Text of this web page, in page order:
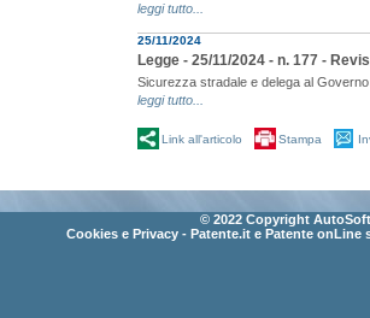
leggi tutto...
25/11/2024
Legge - 25/11/2024 - n. 177 -
Sicurezza stradale e delega al
leggi tutto...
Link all'articolo Stampa
© 2022 Copyright
Cookies e Privacy - Patente.it e Patente onLine